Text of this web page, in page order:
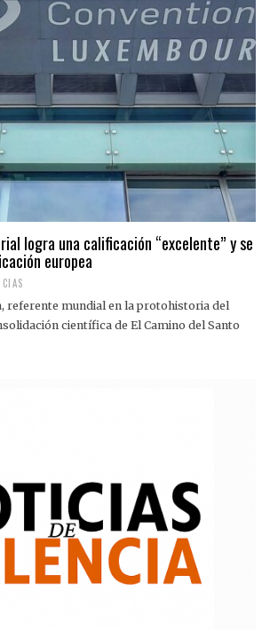
logra una calificación “excelente” y se
europea
referente mundial en la protohistoria del
científica de El Camino del Santo